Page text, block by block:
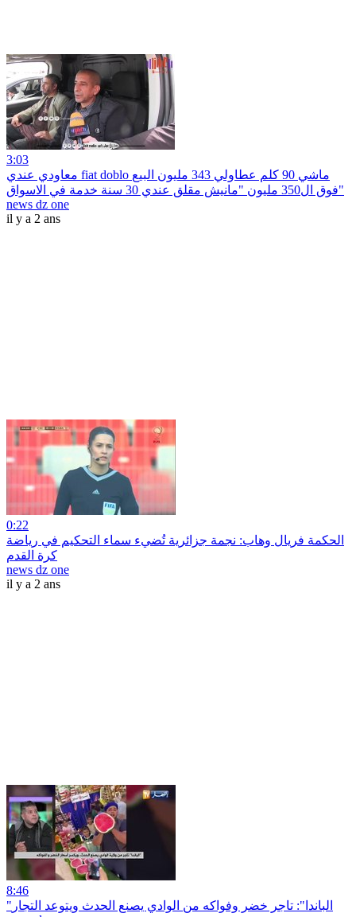
3:03
معاودي عندي fiat doblo ماشي 90 كلم عطاولي 343 مليون البيع
فوق ال350 مليون "مانيش مقلق عندي 30 سنة خدمة في الاسواق"
news dz one
il y a 2 ans
0:22
الحكمة فريال وهاب: نجمة جزائرية تُضيء سماء التحكيم في رياضة
كرة القدم
news dz one
il y a 2 ans
8:46
"الباندا": تاجر خضر وفواكه من الوادي يصنع الحدث ويتوعد التجار